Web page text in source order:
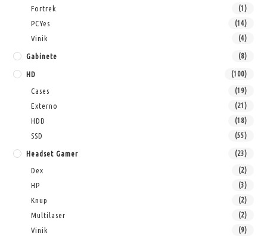
Fortrek (1)
PCYes (14)
Vinik (4)
Gabinete (8)
HD (100)
Cases (19)
Externo (21)
HDD (18)
SSD (55)
Headset Gamer (23)
Dex (2)
HP (3)
Knup (2)
Multilaser (2)
Vinik (9)